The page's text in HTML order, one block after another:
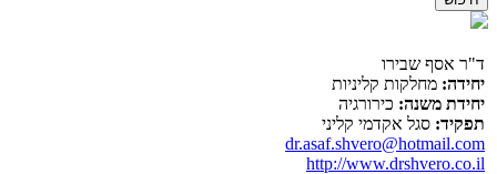
ד"ר אסף שבירו
יחידה: מחלקות קליניות
יחידת משנה: כירורגיה
תפקיד: סגל אקדמי קליני
dr.asaf.shvero@hotmail.com
http://www.drshvero.co.il